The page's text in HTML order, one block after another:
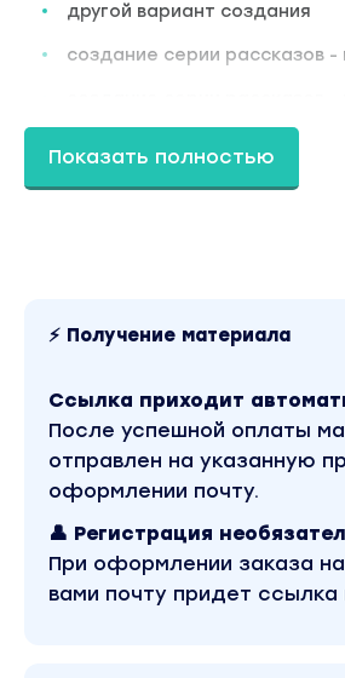
другой вариант создания
создание серии рассказов
создание серии рассказов -
Специальный курс по бизнес-
Это еще 17 видео на 3 часа 50
обзор бизнес-романов
сервисы
работа в нейросети
тема и структура
подготовка проекта
написание книги
Показать полностью
⚡ Получение материала
Ссылка приходит
После успешной оплаты
отправлен на указанную
оформлении почту.
👤 Регистрация
При оформлении заказа
вами почту придет ссылка